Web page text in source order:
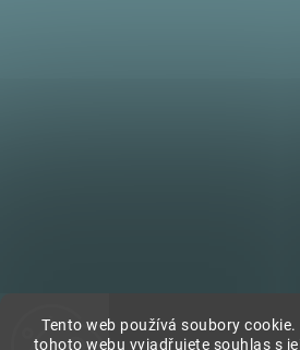
Tento web používá soubory
tohoto webu vyjadřujete souhlas s